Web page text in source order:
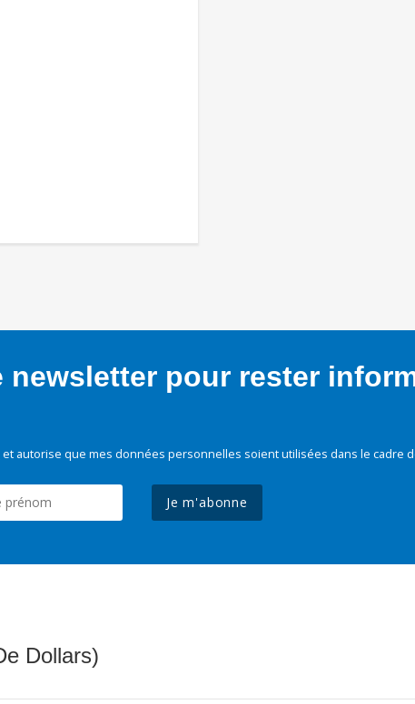
pour rester
et autorise que mes données personnelles soient utilisées dans le cadre
Je m'abonne
Dollars)